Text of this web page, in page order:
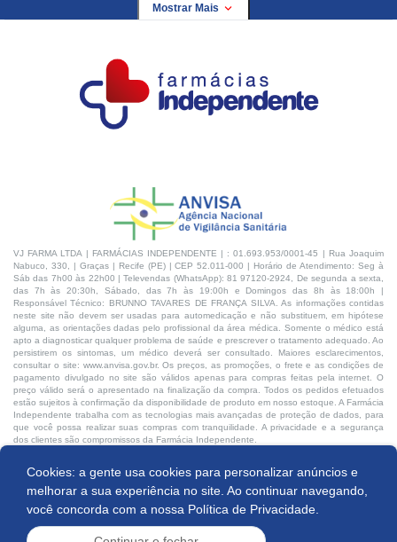
Cookies: a gente usa cookies para personalizar anúncios e
melhorar a sua experiência no site. Ao continuar navegando,
você concorda com a nossa Política de Privacidade.
Mostrar Mais
VJ FARMA LTDA | FARMÁCIAS INDEPENDENTE | : 01.693.953/0001-45 | Rua Joaquim
Nabuco, 330, | Graças | Recife (PE) | CEP 52.011-000 | Horário de Atendimento: Seg à
Sáb das 7h00 às 22h00 | Televendas (WhatsApp): 81 97120-2924, De segunda a sexta,
das 7h às 20:30h, Sábado, das 7h às 19:00h e Domingos das 8h às 18:00h |
Responsável Técnico: BRUNNO TAVARES DE FRANÇA SILVA. As informações contidas
neste site não devem ser usadas para automedicação e não substituem, em hipótese
alguma, as orientações dadas pelo profissional da área médica. Somente o médico está
apto a diagnosticar qualquer problema de saúde e prescrever o tratamento adequado. Ao
persistirem os sintomas, um médico deverá ser consultado. Maiores esclarecimentos,
consultar o site: www.anvisa.gov.br. Os preços, as promoções, o frete e as condições de
pagamento divulgado no site são válidos apenas para compras feitas pela internet. O
preço válido será o apresentado na finalização da compra. Todos os pedidos efetuados
estão sujeitos à confirmação da disponibilidade de produto em nosso estoque. A Farmácia
Independente trabalha com as tecnologias mais avançadas de proteção de dados, para
que você possa realizar suas compras com tranquilidade. A privacidade e a segurança
dos clientes são compromissos da Farmácia Independente.
Desenvolvido por: